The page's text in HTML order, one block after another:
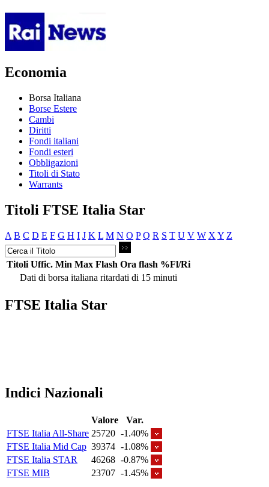
Economia
Borsa Italiana
Borse Estere
Cambi
Diritti
Fondi italiani
Fondi esteri
Obbligazioni
Titoli di Stato
Warrants
Titoli FTSE Italia Star
A B C D E F G H I J K L M N O P Q R S T U V W X Y Z
Titoli Uffic. Min Max Flash Ora flash %Fl/Ri
Dati di borsa italiana ritardati di 15 minuti
FTSE Italia Star
Indici Nazionali
Valore
Var.
FTSE Italia All-Share 25720 -1.40%
FTSE Italia Mid Cap 39374 -1.08%
FTSE Italia STAR
46268 -0.87%
FTSE MIB
23707 -1.45%